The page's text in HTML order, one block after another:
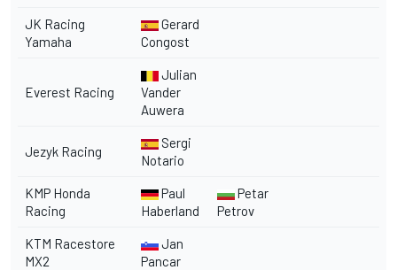
JK Racing
Yamaha
Gerard
Congost
Everest Racing
Julian
Vander
Auwera
Jezyk Racing
Sergi
Notario
KMP Honda
Racing
Paul
Haberland
Petar
Petrov
KTM Racestore
MX2
Jan
Pancar